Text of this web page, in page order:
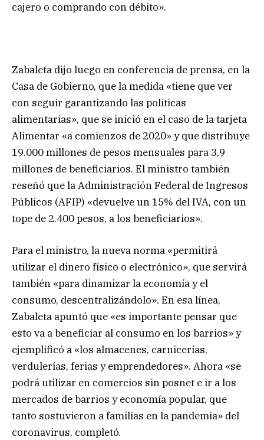
cajero o comprando con débito».
Zabaleta dijo luego en conferencia de prensa, en la
Casa de Gobierno, que la medida «tiene que ver
con seguir garantizando las políticas
alimentarias», que se inició en el caso de la tarjeta
Alimentar «a comienzos de 2020» y que distribuye
19.000 millones de pesos mensuales para 3,9
millones de beneficiarios. El ministro también
reseñó que la Administración Federal de Ingresos
Públicos (AFIP) «devuelve un 15% del IVA, con un
tope de 2.400 pesos, a los beneficiarios».
Para el ministro, la nueva norma «permitirá
utilizar el dinero físico o electrónico», que servirá
también «para dinamizar la economía y el
consumo, descentralizándolo». En esa línea,
Zabaleta apuntó que «es importante pensar que
esto va a beneficiar al consumo en los barrios» y
ejemplificó a «los almacenes, carnicerías,
verdulerías, ferias y emprendedores». Ahora «se
podrá utilizar en comercios sin posnet e ir a los
mercados de barrios y economía popular, que
tanto sostuvieron a familias en la pandemia» del
coronavirus, completó.